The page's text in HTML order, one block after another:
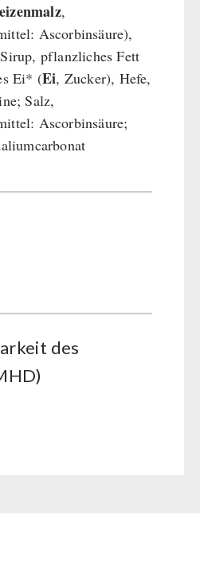
,
Ascorbinsäure),
pflanzliches Fett
Ei* (Ei, Zucker), Hefe,
Salz,
Ascorbinsäure;
des